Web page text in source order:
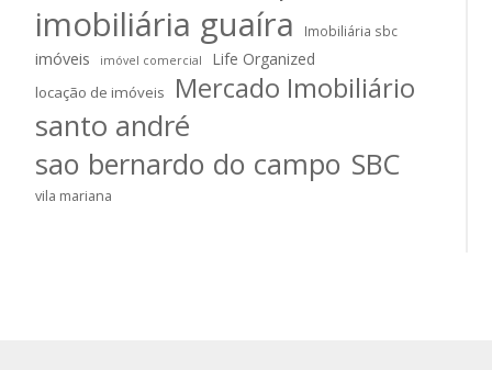
imobiliária guaíra Imobiliária sbc
imóveis imóvel comercial Life Organized
locação de imóveis Mercado Imobiliário
santo andré
sao bernardo do campo SBC
vila mariana